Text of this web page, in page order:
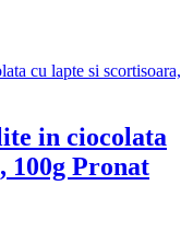
in ciocolata
100g Pronat